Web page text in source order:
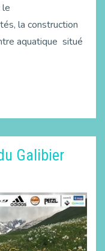
le
la construction
aquatique situé
Galibier